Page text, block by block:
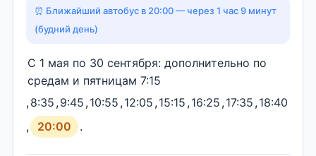
⏰ Ближайший автобус в 20:00 — через 1 час 9 минут
(будний день)
С 1 мая по 30 сентября: дополнительно по
средам и пятницам 7:15
,8:35 ,9:45 ,10:55 ,12:05 ,15:15 ,16:25 ,17:35 ,18:40
,
20:00 .